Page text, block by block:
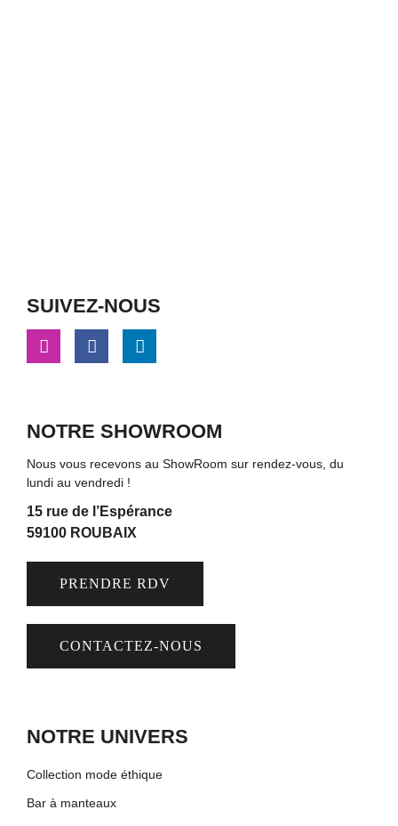
SUIVEZ-NOUS
NOTRE SHOWROOM
Nous vous recevons au ShowRoom sur rendez-vous, du
lundi au vendredi !
15 rue de l’Espérance
59100 ROUBAIX
PRENDRE RDV
CONTACTEZ-NOUS
NOTRE UNIVERS
Collection mode éthique
Bar à manteaux